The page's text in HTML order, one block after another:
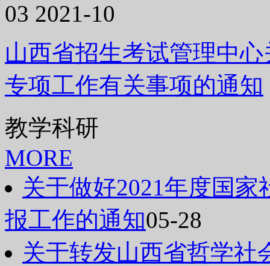
03 2021-10
山西省招生考试管理中
专项工作有关事项的通知
教学科研
MORE
关于做好2021年度国
报工作的通知05-28
关于转发山西省哲学社